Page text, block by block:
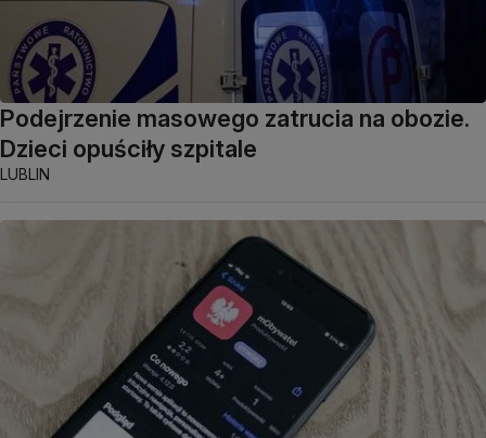
Podejrzenie masowego zatrucia na obozie.
Dzieci opuściły szpitale
LUBLIN